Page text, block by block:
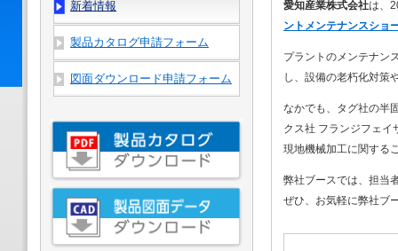
愛知産業株式会社は、
ントメンテナンスショ
プラントのメンテナン
し、設備の老朽化対策
なかでも、タグ社の半
クス社 フランジフェイ
現地機械加工に関する
弊社ブースでは、担当
ぜひ、お気軽に弊社ブ
新着情報
製品カタログ申請フォーム
図面ダウンロード申請フォーム